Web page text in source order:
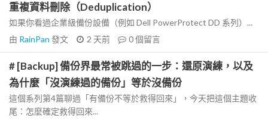
重複資料刪除（Deduplication）
如果你看過企業級備份設備（例如 Dell PowerProtect DD 系列）...
由 RainPan 發文 2 天前 0個留言
# [Backup] 備份界最常被跳過的一步：還原演練，以及
為什麼「沒演練過的備份」等於沒備份
這個系列第4篇聊過「有備份不等於救得回來」，今天把這個主題收
尾：怎麼確定救得回來...